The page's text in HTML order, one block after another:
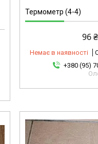
Термометр (4-4)
96 ₴
Немає в наявності
+380 (95)